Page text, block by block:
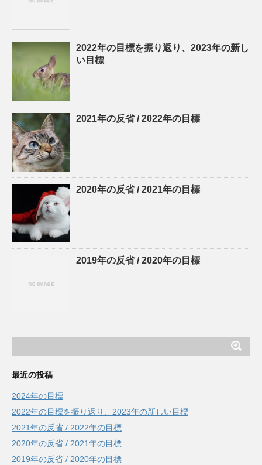
2022年の目標を振り返り、2023年の新し
い目標
2021年の反省 / 2022年の目標
2020年の反省 / 2021年の目標
2019年の反省 / 2020年の目標
最近の投稿
2024年の目標
2022年の目標を振り返り、2023年の新しい目標
2021年の反省 / 2022年の目標
2020年の反省 / 2021年の目標
2019年の反省 / 2020年の目標